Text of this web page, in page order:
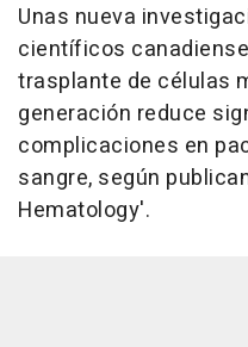
Unas nueva
científicos
trasplante de células
generación reduce
complicaciones en
sangre, según
Hematology'.